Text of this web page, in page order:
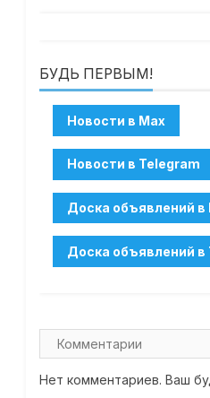
БУДЬ ПЕРВЫМ!
Нет комментариев. Ваш